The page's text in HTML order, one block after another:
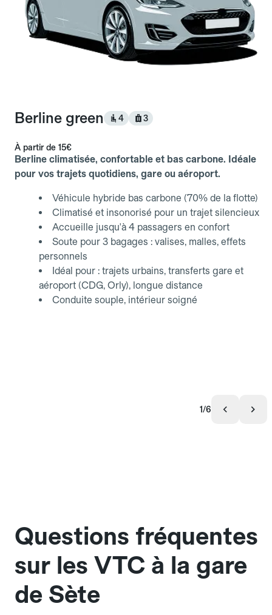
Berline green 4 3
À partir de 15€
Berline climatisée, confortable et bas carbone. Idéale
pour vos trajets quotidiens, gare ou aéroport.
Véhicule hybride bas carbone (70% de la flotte)
Climatisé et insonorisé pour un trajet silencieux
Accueille jusqu'à 4 passagers en confort
Soute pour 3 bagages : valises, malles, effets
personnels
Idéal pour : trajets urbains, transferts gare et
aéroport (CDG, Orly), longue distance
Conduite souple, intérieur soigné
1/6
Questions fréquentes
sur les VTC à la gare
de Sète